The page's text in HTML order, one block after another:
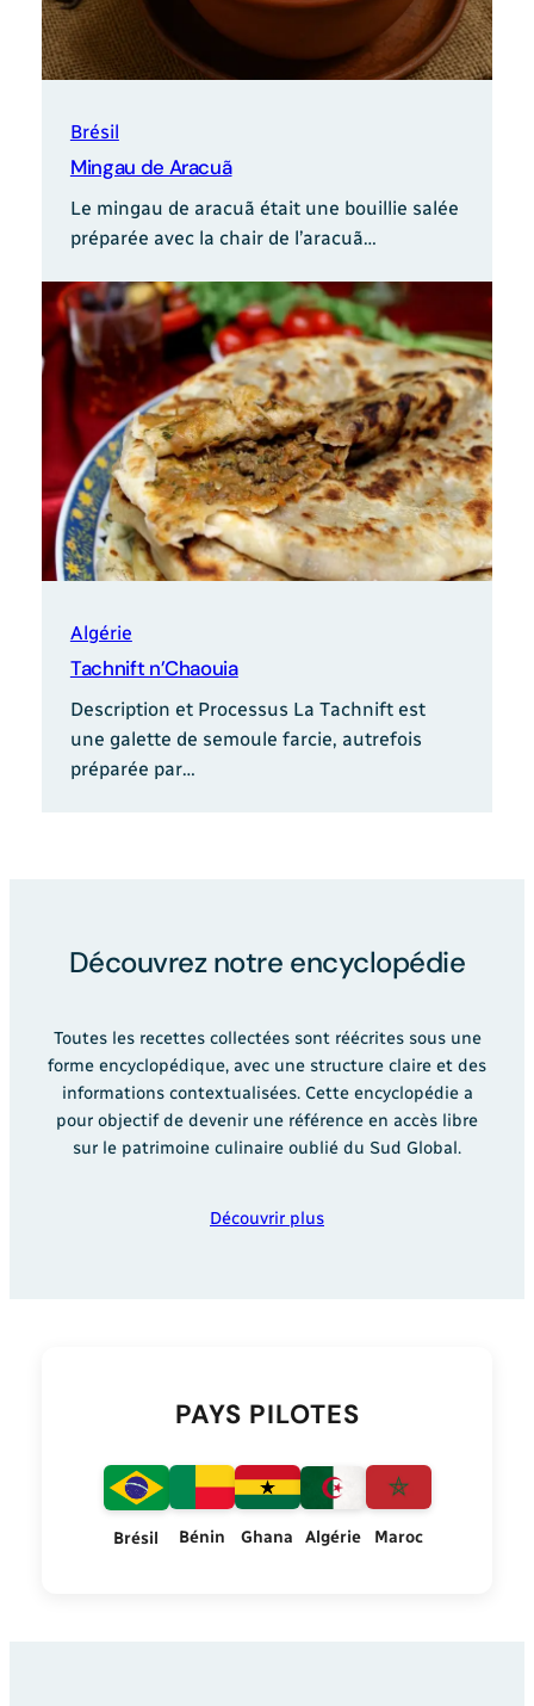
Brésil
Mingau de Aracuã
Le mingau de aracuã était une bouillie salée
préparée avec la chair de l’aracuã…
Algérie
Tachnift n’Chaouia
Description et Processus La Tachnift est
une galette de semoule farcie, autrefois
préparée par…
Découvrez notre encyclopédie
Toutes les recettes collectées sont réécrites sous une
forme encyclopédique, avec une structure claire et des
informations contextualisées. Cette encyclopédie a
pour objectif de devenir une référence en accès libre
sur le patrimoine culinaire oublié du Sud Global.
Découvrir plus
PAYS PILOTES
Brésil Bénin Ghana Algérie Maroc